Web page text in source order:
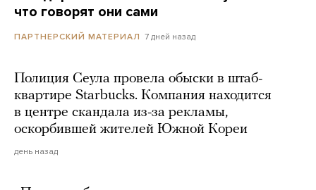
что говорят они сами
ПАРТНЕРСКИЙ МАТЕРИАЛ 7 дней назад
Полиция Сеула провела обыски в штаб-
квартире Starbucks. Компания находится
в центре скандала из-за рекламы,
оскорбившей жителей Южной Кореи
день назад